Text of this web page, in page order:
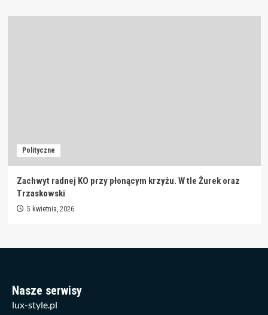
Polityczne
Zachwyt radnej KO przy płonącym krzyżu. W tle Żurek oraz
Trzaskowski
5 kwietnia, 2026
Nasze serwisy
lux-style.pl